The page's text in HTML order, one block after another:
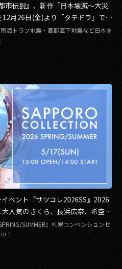
2010
2009
市伝説』、新作「日本壊滅〜大災
月26日(金)より「タテドラ」で配
海トラフ地震・首都直下地震など日本を
ベント『サツコレ2026SS』2026
人気のさくら、長浜広奈、希空や
！
SUMMER』札幌コンベンションセ
！